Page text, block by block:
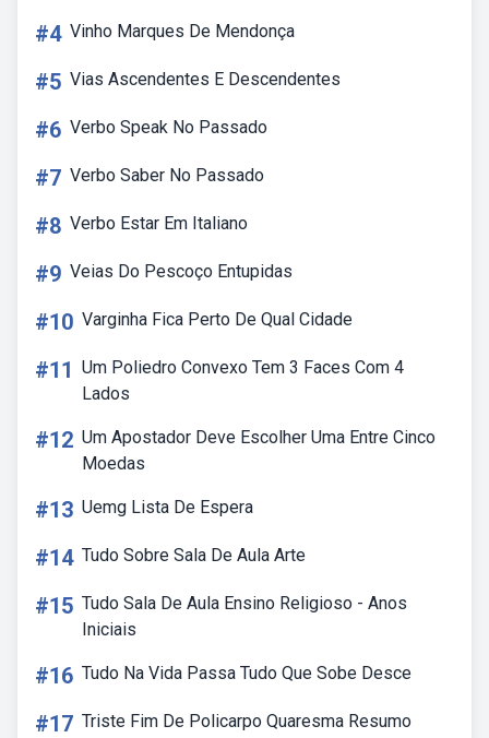
#4 Vinho Marques De Mendonça
#5 Vias Ascendentes E Descendentes
#6 Verbo Speak No Passado
#7 Verbo Saber No Passado
#8 Verbo Estar Em Italiano
#9 Veias Do Pescoço Entupidas
#10 Varginha Fica Perto De Qual Cidade
#11 Um Poliedro Convexo Tem 3 Faces Com 4
Lados
#12 Um Apostador Deve Escolher Uma Entre Cinco
Moedas
#13 Uemg Lista De Espera
#14 Tudo Sobre Sala De Aula Arte
#15 Tudo Sala De Aula Ensino Religioso - Anos
Iniciais
#16 Tudo Na Vida Passa Tudo Que Sobe Desce
#17 Triste Fim De Policarpo Quaresma Resumo